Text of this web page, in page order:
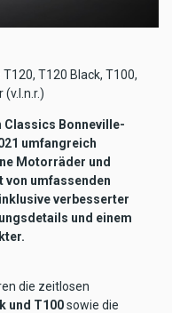
T120 Black, T100,
Classics Bonneville-
umfangreich
Motorräder und
von umfassenden
verbesserter
und einem
die zeitlosen
und T100sowie die